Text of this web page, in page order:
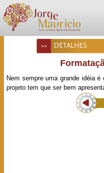
DETALHES
Nem sempre uma grande idéia
projeto tem que ser bem